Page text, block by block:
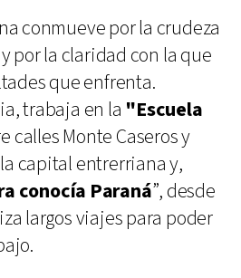
conmueve por la crudeza
por la claridad con la que
que enfrenta.
trabaja en la "Escuela
calles Monte Caseros y
capital entrerriana y,
conocía Paraná”, desde
largos viajes para poder